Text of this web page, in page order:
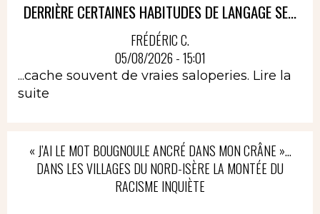
DERRIÈRE CERTAINES HABITUDES DE LANGAGE SE...
FRÉDÉRIC C.
05/08/2026 - 15:01
...cache souvent de vraies saloperies. Lire la
suite
« J’AI LE MOT BOUGNOULE ANCRÉ DANS MON CRÂNE »…
DANS LES VILLAGES DU NORD-ISÈRE LA MONTÉE DU
RACISME INQUIÈTE